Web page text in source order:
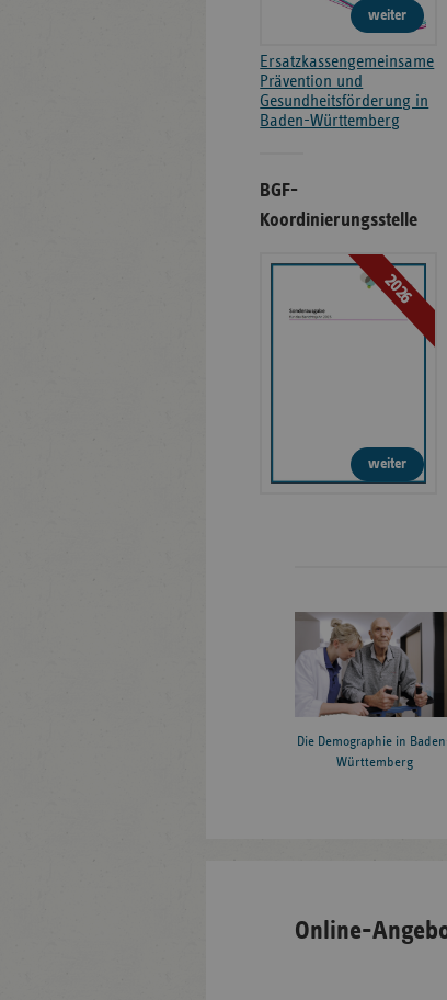
weiter
Ersatzkassengemeinsame
Prävention und
Gesundheitsförderung in
Baden-Württemberg
BGF-
Koordinierungsstelle
2026
weiter
Die Demographie in
Württemberg
Online-